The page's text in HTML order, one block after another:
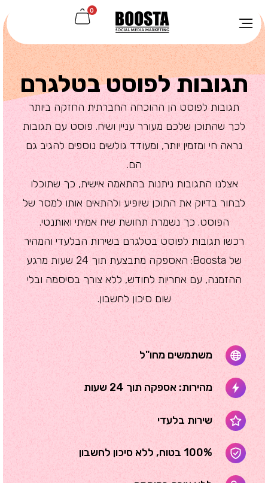
0
תגובות לפוסט בטלגרם
תגובות לפוסט הן ההוכחה החברתית החזקה ביותר
לכך שהתוכן שלכם מעורר עניין ושיח. פוסט עם תגובות
נראה חי ומזמין יותר, ומעודד גולשים נוספים להגיב גם
הם.
אצלנו התגובות ניתנות בהתאמה אישית, כך שתוכלו
לבחור בדיוק את התוכן שיופיע ולהתאים אותו למסר של
הפוסט. כך נשמרת תחושת שיח אמיתי ואותנטי.
רכשו תגובות לפוסט בטלגרם בשירות הבלעדי והמהיר
של Boosta: האספקה מתבצעת תוך 24 שעות מרגע
ההזמנה, עם אחריות לחודש, ללא צורך בסיסמה ובלי
שום סיכון לחשבון.
משתמשים מחו"ל
מהירות: אספקה תוך 24 שעות
שירות בלעדי
100% בטוח, ללא סיכון לחשבון